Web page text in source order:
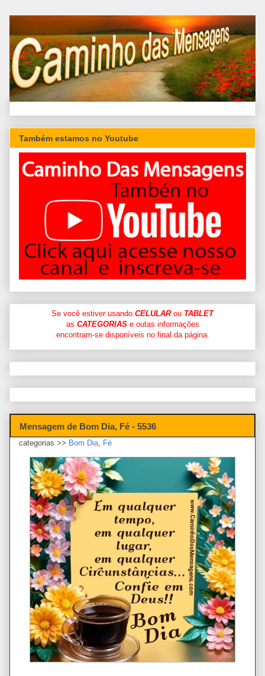
Também estamos no Youtube
Se você estiver usando CELULARou TABLET
as CATEGORIASe outas informações
encontram-se disponíveis no final da página.
Mensagem de Bom Dia, Fé - 5536
categorias >> Bom Dia, Fé